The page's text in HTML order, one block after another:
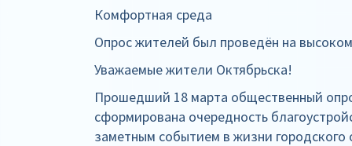
Комфортная среда
Опрос жителей был проведён на
Уважаемые жители Октябрьска!
Прошедший 18 марта общественный
сформирована очередность
заметным событием в жизни городского